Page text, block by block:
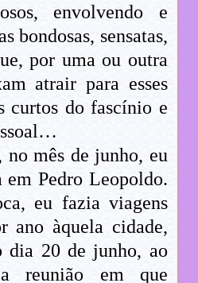
envolvendo e
bondosas, sensatas,
por uma ou outra
atrair para esses
curtos do fascínio e
no mês de junho, eu
em Pedro Leopoldo.
eu fazia viagens
ano àquela cidade,
dia 20 de junho, ao
a reunião em que